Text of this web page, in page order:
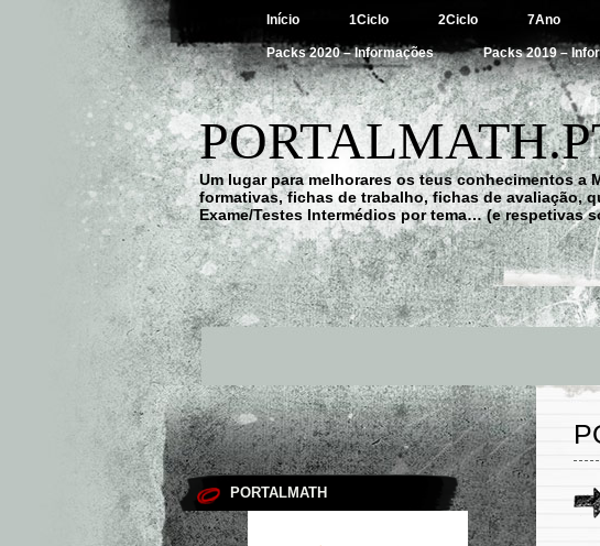
Início 1Ciclo 2Ciclo 7Ano
Packs 2020 – Informações Packs 2019 –
Um lugar para melhorares os teus conhecimentos
formativas, fichas de trabalho, fichas de avaliação,
Exame/Testes Intermédios por tema… (e
PORTALMATH